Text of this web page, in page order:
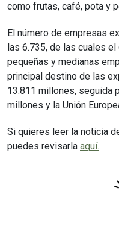
como frutas, café, pota y
El número de empresas
las 6.735, de las cuales
pequeñas y medianas
principal destino de las
13.811 millones, seguida
millones y la Unión
Si quieres leer la noticia
puedes revisarla aquí.